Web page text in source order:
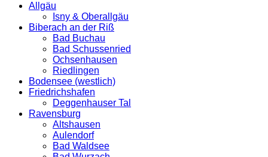
Allgäu
Isny & Oberallgäu
Biberach an der Riß
Bad Buchau
Bad Schussenried
Ochsenhausen
Riedlingen
Bodensee (westlich)
Friedrichshafen
Deggenhauser Tal
Ravensburg
Altshausen
Aulendorf
Bad Waldsee